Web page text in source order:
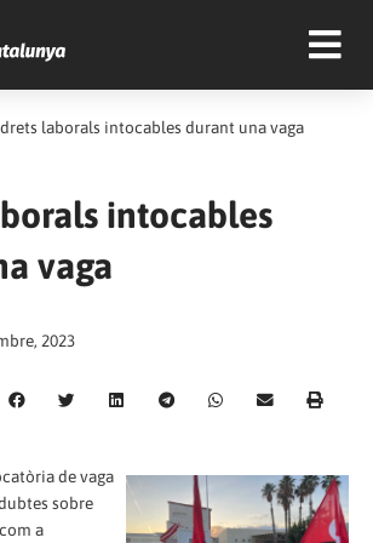
laborals intocables durant una vaga
intocables
vaga
2023
de vaga
sobre
a